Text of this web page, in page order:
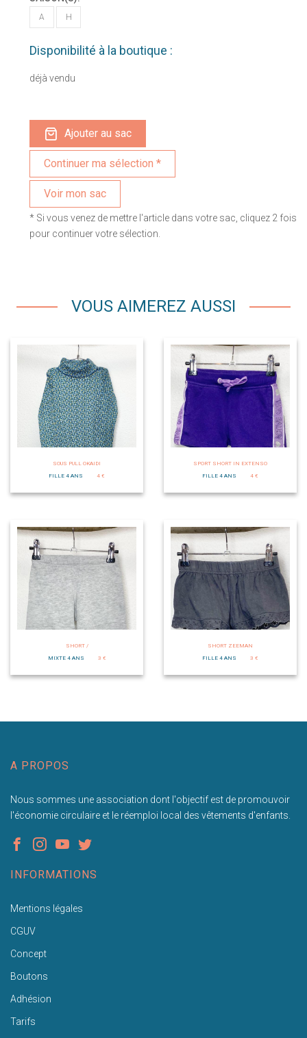
A H
Disponibilité à la boutique :
déjà vendu
Ajouter au sac
Voir mon sac
* Si vous venez de mettre l'article dans votre sac, cliquez 2 fois
pour continuer votre sélection.
VOUS AIMEREZ AUSSI
SOUS PULL OKAIDI
FILLE 4 ANS
4 €
SPORT SHORT IN EXTENSO
FILLE 4 ANS
4 €
SHORT /
MIXTE 4 ANS
3 €
SHORT ZEEMAN
FILLE 4 ANS
3 €
A PROPOS
Nous sommes une association dont l'objectif est de promouvoir
l'économie circulaire et le réemploi local des vêtements d'enfants.
INFORMATIONS
Mentions légales
CGUV
Concept
Boutons
Adhésion
Tarifs